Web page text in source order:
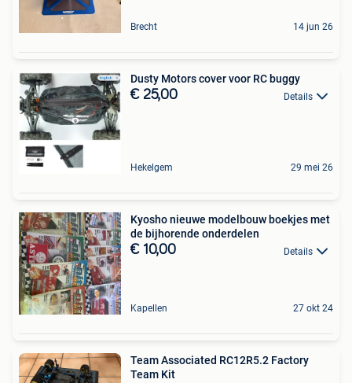
Brecht 14 jun 26
Dusty Motors cover voor RC buggy
€ 25,00 Details
Hekelgem 29 mei 26
Kyosho nieuwe modelbouw boekjes met
de bijhorende onderdelen
€ 10,00 Details
Kapellen 27 okt 24
Team Associated RC12R5.2 Factory
Team Kit